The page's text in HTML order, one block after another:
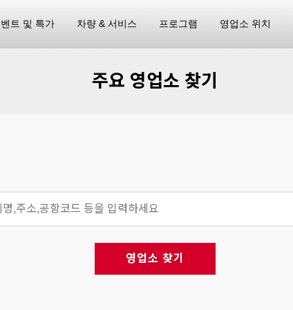
트 및 특가 차량 & 서비스 프로그램 영업소 위치
주요 영업소 찾기
영업소 찾기